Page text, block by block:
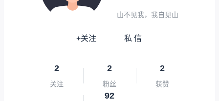
山不见我，我自见山
+关注 私 信
2
关注
2
粉丝
2
获赞
92